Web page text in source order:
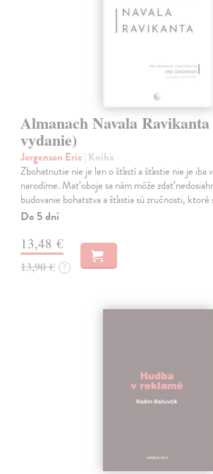
Almanach Navala Ravikanta
vydanie)
Jorgenson Eric| Kniha
Zbohatnutie nie je len o šťastí a šťastie nie je iba
narodíme. Mať oboje sa nám môže zdať
budovanie bohatstva a šťastia sú zručnosti, ktoré
Do 5 dní
13,48 €
13,90 € ?